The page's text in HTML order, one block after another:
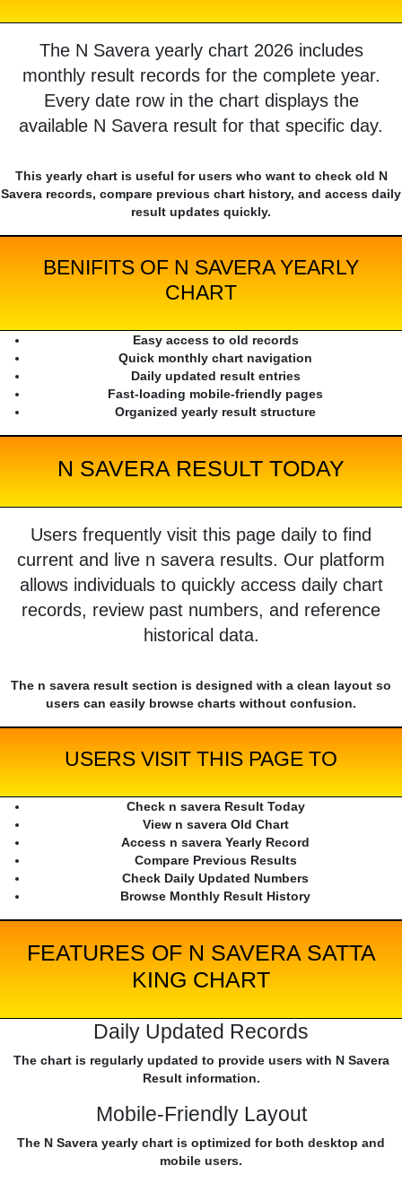
The N Savera yearly chart 2026 includes
monthly result records for the complete year.
Every date row in the chart displays the
available N Savera result for that specific day.
This yearly chart is useful for users who want to check old N
Savera records, compare previous chart history, and access daily
result updates quickly.
BENIFITS OF N SAVERA YEARLY
CHART
Easy access to old records
Quick monthly chart navigation
Daily updated result entries
Fast-loading mobile-friendly pages
Organized yearly result structure
N SAVERA RESULT TODAY
Users frequently visit this page daily to find
current and live n savera results. Our platform
allows individuals to quickly access daily chart
records, review past numbers, and reference
historical data.
The n savera result section is designed with a clean layout so
users can easily browse charts without confusion.
USERS VISIT THIS PAGE TO
Check n savera Result Today
View n savera Old Chart
Access n savera Yearly Record
Compare Previous Results
Check Daily Updated Numbers
Browse Monthly Result History
FEATURES OF N SAVERA SATTA
KING CHART
Daily Updated Records
The chart is regularly updated to provide users with N Savera
Result information.
Mobile-Friendly Layout
The N Savera yearly chart is optimized for both desktop and
mobile users.